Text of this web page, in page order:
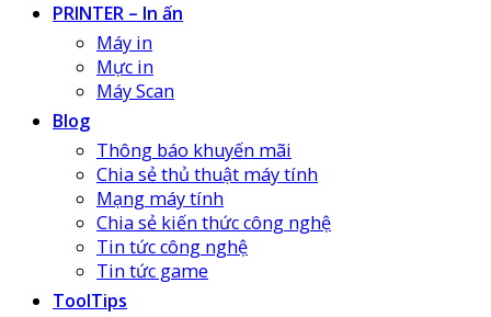
PRINTER – In ấn
Máy in
Mực in
Máy Scan
Blog
Thông báo khuyến mãi
Chia sẻ thủ thuật máy tính
Mạng máy tính
Chia sẻ kiến thức công nghệ
Tin tức công nghệ
Tin tức game
ToolTips